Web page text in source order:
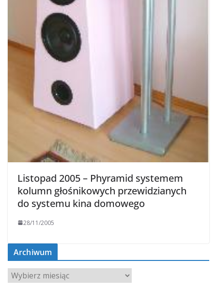
Listopad 2005 – Phyramid systemem
kolumn głośnikowych przewidzianych
do systemu kina domowego
28/11/2005
Archiwum
A
r